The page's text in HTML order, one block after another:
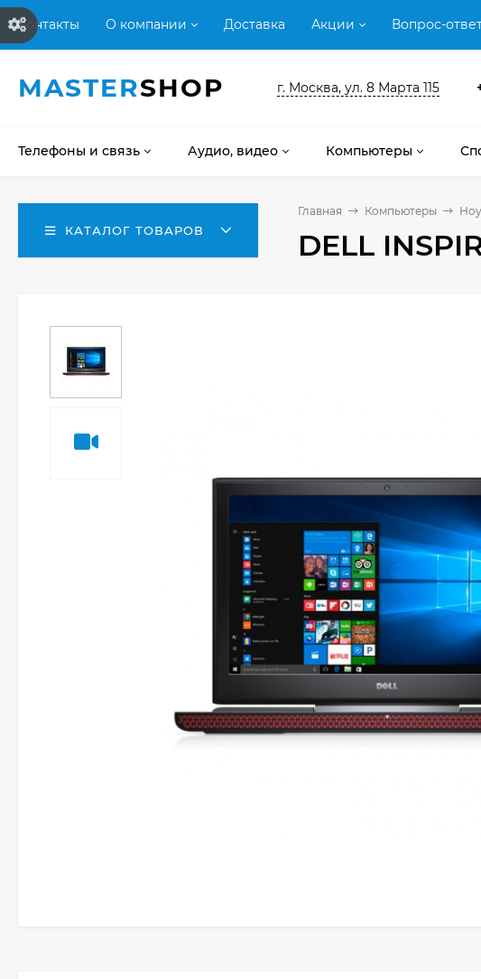
Контакты О компании Доставка Акции Вопрос-
MASTERSHOP г. Москва, ул. 8 Марта 115
Телефоны и связь Аудио, видео Компьютеры
КАТАЛОГ ТОВАРОВ
Главная Компьютеры
DELL